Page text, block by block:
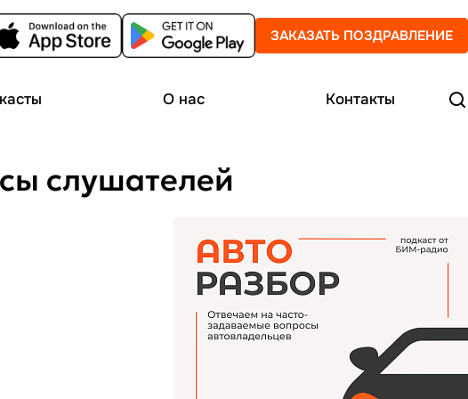
ЗАКАЗАТЬ ПОЗДРАВЛЕНИЕ
О нас Контакты
слушателей